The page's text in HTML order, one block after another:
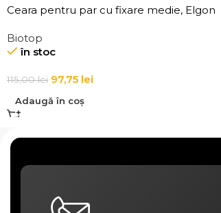
Ceara pentru par cu fixare medie, Elgon
Biotop
în stoc
115,00lei 97,75 lei
Adaugă în coș